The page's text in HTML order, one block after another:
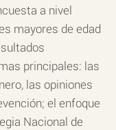
a nivel
mayores de edad
principales: las
las opiniones
el enfoque
Nacional de